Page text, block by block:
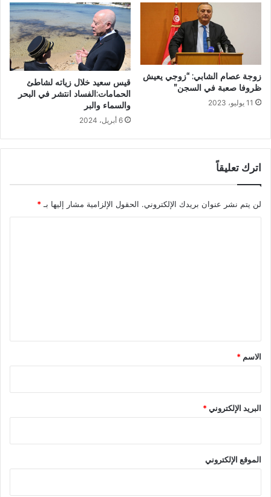
زوجة عصام الشابي: “زوجي يعيش
ظروفا صعبة في السجن”
11 يوليو، 2023
قيس سعيد خلال زياته لشاطئ
الحمامات:الفساد انتشر في البحر
والسماء والبر
6 أبريل، 2024
اترك تعليقاً
لن يتم نشر عنوان بريدك الإلكتروني. الحقول الإلزامية مشار إليها بـ *
*
الاسم *
البريد الإلكتروني*
الموقع الإلكتروني